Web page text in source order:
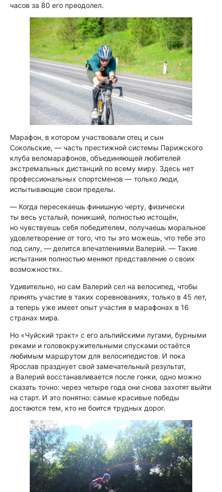
часов за 80 его преодолел.
Марафон, в котором участвовали отец и сын
Сокольские, — часть престижной системы Парижского
клуба веломарафонов, объединяющей любителей
экстремальных дистанций по всему миру. Здесь нет
профессиональных спортсменов — только люди,
испытывающие свои пределы.
— Когда пересекаешь финишную черту, физически
ты весь усталый, поникший, полностью истощён,
но чувствуешь себя победителем, получаешь моральное
удовлетворение от того, что ты это можешь, что тебе это
под силу, — делится впечатлениями Валерий. — Такие
испытания полностью меняют представление о своих
возможностях.
Удивительно, но сам Валерий сел на велосипед, чтобы
принять участие в таких соревнованиях, только в 45 лет,
а теперь уже имеет опыт участия в марафонах в 16
странах мира.
Но «Чуйский тракт» с его альпийскими лугами, бурными
реками и головокружительными спусками остаётся
любимым маршрутом для велосипедистов. И пока
Ярослав празднует свой замечательный результат,
а Валерий восстанавливается после гонки, одно можно
сказать точно: через четыре года они снова захотят выйти
на старт. И это понятно: самые красивые победы
достаются тем, кто не боится трудных дорог.